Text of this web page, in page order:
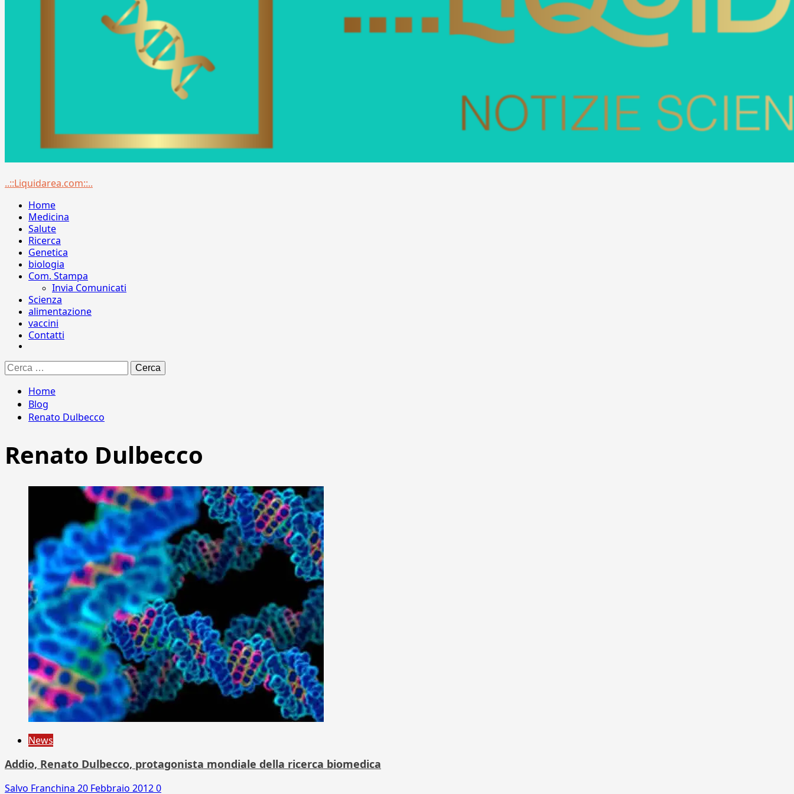
Menu
..::Liquidarea.com::..
Home
Medicina
Salute
Ricerca
Genetica
biologia
Com. Stampa
Invia Comunicati
Scienza
alimentazione
vaccini
Contatti
Ricerca
per:
Home
Blog
Renato Dulbecco
Renato Dulbecco
News
Addio, Renato Dulbecco, protagonista mondiale della ricerca biomedica
Salvo Franchina 20 Febbraio 20120